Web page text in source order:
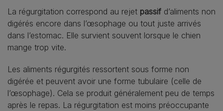
La régurgitation correspond au rejet passif d’aliments non
digérés encore dans l’œsophage ou tout juste arrivés
dans l’estomac. Elle survient souvent lorsque le chien
mange trop vite.
Les aliments régurgités ressortent sous forme non
digérée et peuvent avoir une forme tubulaire (celle de
l’œsophage). Cela se produit généralement peu de temps
après le repas. La régurgitation est moins préoccupante